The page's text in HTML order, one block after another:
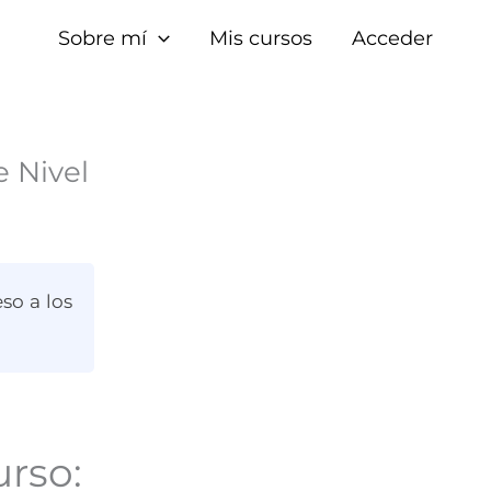
Sobre mí Mis cursos Acceder
Nivel
a los